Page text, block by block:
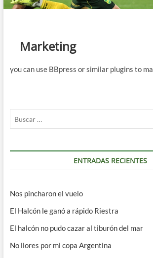
Marketing
you can use BBpress or similar plugins to
ENTRADAS RECIENTES
Nos pincharon el vuelo
El Halcón le ganó a rápido Riestra
El halcón no pudo cazar al tiburón del mar
No llores por mi copa Argentina